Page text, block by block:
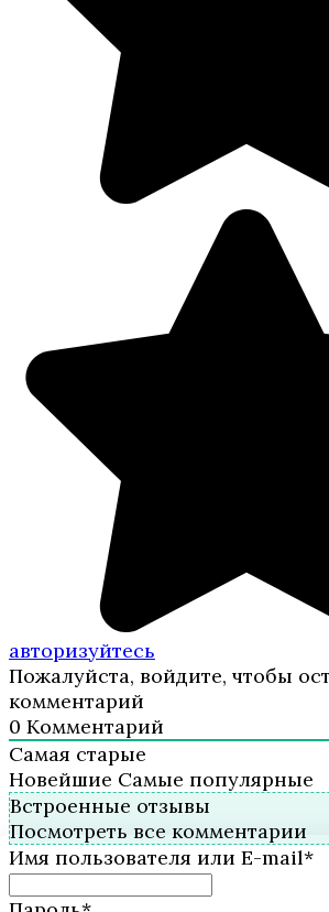
авторизуйтесь
Пожалуйста, войдите, чтобы
комментарий
0 Комментарий
Самая старые
Новейшие Самые популярные
Встроенные отзывы
Посмотреть все комментарии
Имя пользователя или E-mail*